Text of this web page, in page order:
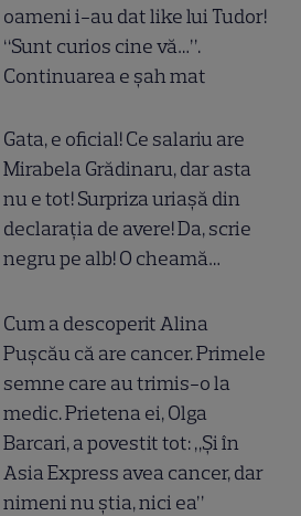
oameni i-au dat like lui Tudor!
“Sunt curios cine vă…”.
Continuarea e șah mat
Gata, e oficial! Ce salariu are
Mirabela Grădinaru, dar asta
nu e tot! Surpriza uriașă din
declarația de avere! Da, scrie
negru pe alb! O cheamă…
Cum a descoperit Alina
Pușcău că are cancer. Primele
semne care au trimis-o la
medic. Prietena ei, Olga
Barcari, a povestit tot: „Și în
Asia Express avea cancer, dar
nimeni nu știa, nici ea”